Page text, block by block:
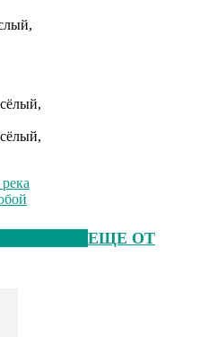
ЕЩЕ ОТ